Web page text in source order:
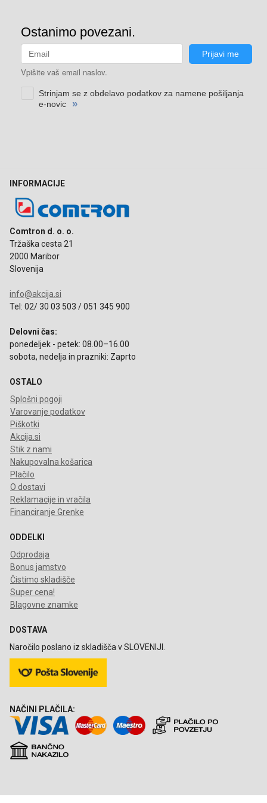
INFORMACIJE
Comtron d. o. o.
Tržaška cesta 21
2000 Maribor
Slovenija
info@akcija.si
Tel: 02/ 30 03 503 / 051 345 900
Delovni čas:
ponedeljek - petek: 08.00–16.00
sobota, nedelja in prazniki: Zaprto
OSTALO
Splošni pogoji
Varovanje podatkov
Piškotki
Akcija.si
Stik z nami
Nakupovalna košarica
Plačilo
O dostavi
Reklamacije in vračila
Financiranje Grenke
ODDELKI
Odprodaja
Bonus jamstvo
Čistimo skladišče
Super cena!
Blagovne znamke
DOSTAVA
Naročilo poslano iz skladišča v SLOVENIJI.
NAČINI PLAČILA: